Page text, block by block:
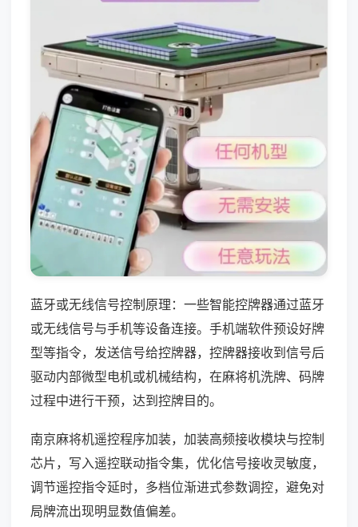
蓝牙或无线信号控制原理：一些智能控牌器通过蓝牙
或无线信号与手机等设备连接。手机端软件预设好牌
型等指令，发送信号给控牌器，控牌器接收到信号后
驱动内部微型电机或机械结构，在麻将机洗牌、码牌
过程中进行干预，达到控牌目的。
南京麻将机遥控程序加装，加装高频接收模块与控制
芯片，写入遥控联动指令集，优化信号接收灵敏度，
调节遥控指令延时，多档位渐进式参数调控，避免对
局牌流出现明显数值偏差。